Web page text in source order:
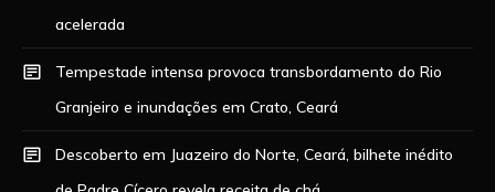
acelerada
Tempestade intensa provoca transbordamento do Rio
Granjeiro e inundações em Crato, Ceará
Descoberto em Juazeiro do Norte, Ceará, bilhete inédito